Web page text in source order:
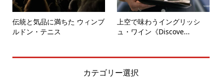
伝統と気品に満ちた ウィンブ
ルドン・テニス
上空で味わうイングリッシ
ュ・ワイン《Discove...
カテゴリー選択